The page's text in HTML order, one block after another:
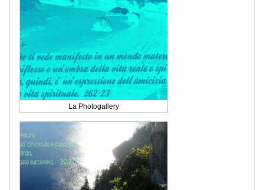
La Photogallery